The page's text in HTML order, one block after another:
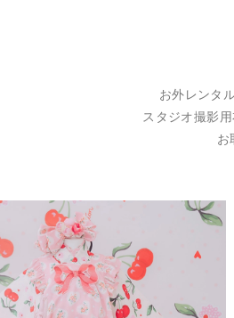
お外レンタ
スタジオ撮影
お